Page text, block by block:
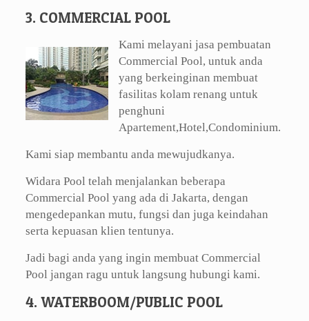
3. COMMERCIAL POOL
Kami melayani jasa pembuatan
Commercial Pool, untuk anda
yang berkeinginan membuat
fasilitas kolam renang untuk
penghuni
Apartement,Hotel,Condominium.
Kami siap membantu anda mewujudkanya.
Widara Pool telah menjalankan beberapa
Commercial Pool yang ada di Jakarta, dengan
mengedepankan mutu, fungsi dan juga keindahan
serta kepuasan klien tentunya.
Jadi bagi anda yang ingin membuat Commercial
Pool jangan ragu untuk langsung hubungi kami.
4. WATERBOOM/PUBLIC POOL